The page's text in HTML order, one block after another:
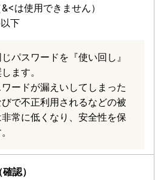
は使用できません）
下
パスワードを『使い回し』
ます。
ードが漏えいしてしまった
で不正利用されるなどの被
常に低くなり、安全性を保
認）